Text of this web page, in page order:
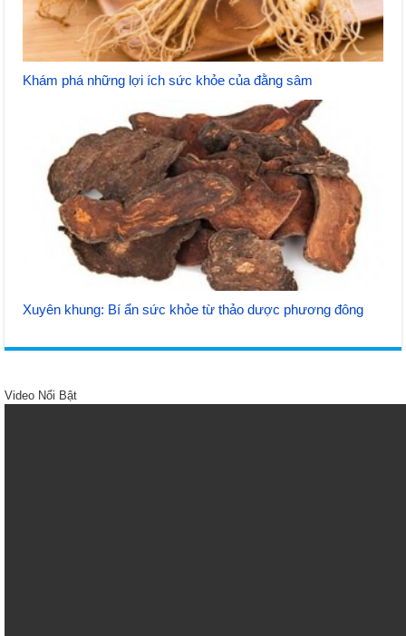
Khám phá những lợi ích sức khỏe của đằng sâm
Xuyên khung: Bí ẩn sức khỏe từ thảo dược phương đông
Video Nổi Bật